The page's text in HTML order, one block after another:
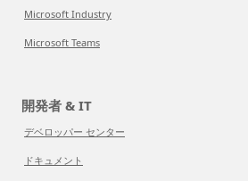
Microsoft Industry
Microsoft Teams
開発者 & IT
デベロッパー センター
ドキュメント